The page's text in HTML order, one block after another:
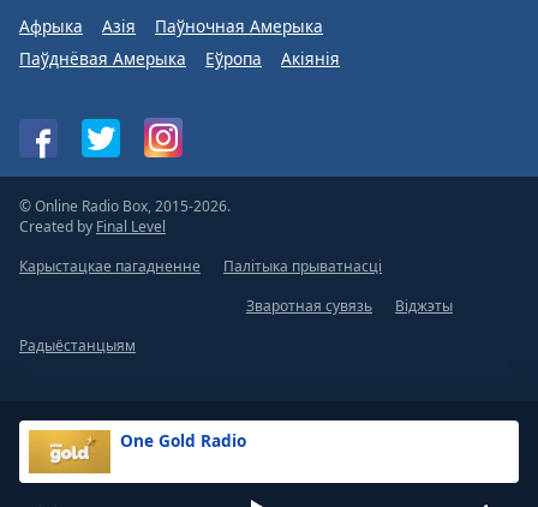
One Gold Radio
Афрыка Азія
Паўночная Амерыка
Паўднёвая Амерыка
Еўропа Акіянія
© Online Radio Box, 2015-2026.
Created by Final Level
Карыстацкае пагадненне
Палітыка прыватнасці
Зваротная сувязь
Віджэты
Радыёстанцыям